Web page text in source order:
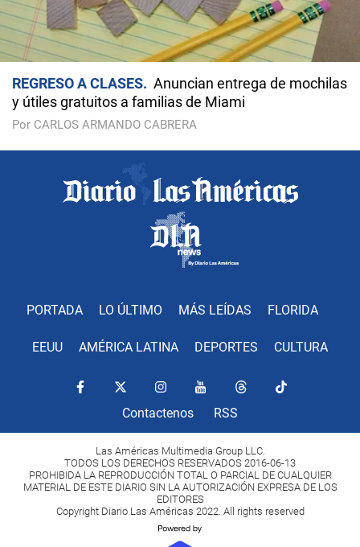
REGRESO A CLASES
Anuncian entrega de mochilas
y útiles gratuitos a familias de Miami
Por CARLOS ARMANDO CABRERA
PORTADA LO ÚLTIMO MÁS LEÍDAS FLORIDA
EEUU AMÉRICA LATINA DEPORTES CULTURA
Contactenos RSS
Las Américas Multimedia Group LLC.
TODOS LOS DERECHOS RESERVADOS 2016-06-13
PROHIBIDA LA REPRODUCCIÓN TOTAL O PARCIAL DE CUALQUIER
MATERIAL DE ESTE DIARIO SIN LA AUTORIZACIÓN EXPRESA DE LOS
EDITORES
Copyright Diario Las Américas 2022. All rights reserved